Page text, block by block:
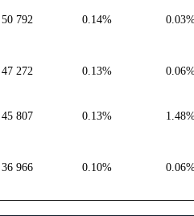
50 792 0.14%
47 272 0.13%
45 807 0.13%
36 966 0.10%